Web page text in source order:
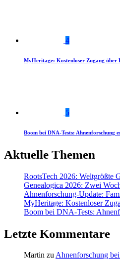
4
MyHeritage: Kostenloser Zugang über
5
Boom bei DNA-Tests: Ahnenforschung
Aktuelle Themen
RootsTech 2026: Weltgrößte
Genealogica 2026: Zwei
Ahnenforschung-Update:
MyHeritage: Kostenloser
Boom bei DNA-Tests:
Letzte Kommentare
Martin zu Ahnenforschung